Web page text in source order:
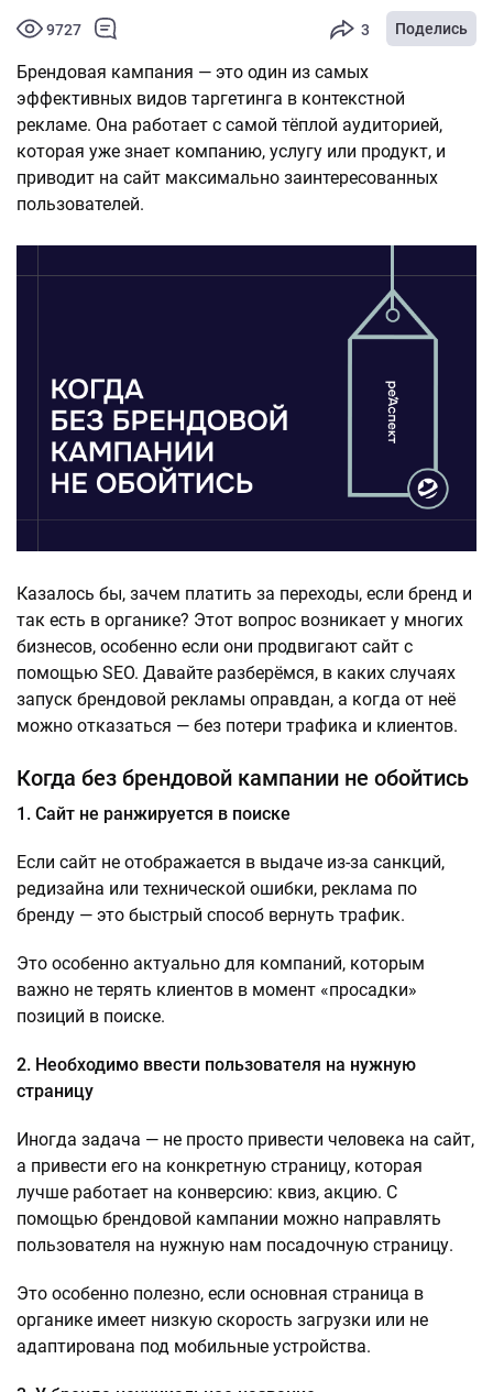
9727 3 Поделись
Брендовая кампания — это один из самых
эффективных видов таргетинга в контекстной
рекламе. Она работает с самой тёплой аудиторией,
которая уже знает компанию, услугу или продукт, и
приводит на сайт максимально заинтересованных
пользователей.
Казалось бы, зачем платить за переходы, если бренд и
так есть в органике? Этот вопрос возникает у многих
бизнесов, особенно если они продвигают сайт с
помощью SEO. Давайте разберёмся, в каких случаях
запуск брендовой рекламы оправдан, а когда от неё
можно отказаться — без потери трафика и клиентов.
Когда без брендовой кампании не обойтись
1. Сайт не ранжируется в поиске
Если сайт не отображается в выдаче из-за санкций,
редизайна или технической ошибки, реклама по
бренду — это быстрый способ вернуть трафик.
Это особенно актуально для компаний, которым
важно не терять клиентов в момент «просадки»
позиций в поиске.
2. Необходимо ввести пользователя на нужную
страницу
Иногда задача — не просто привести человека на сайт,
а привести его на конкретную страницу, которая
лучше работает на конверсию: квиз, акцию. С
помощью брендовой кампании можно направлять
пользователя на нужную нам посадочную страницу.
Это особенно полезно, если основная страница в
органике имеет низкую скорость загрузки или не
адаптирована под мобильные устройства.